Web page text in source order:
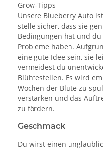
Grow-Tipps
Unsere Blueberry Auto
stelle sicher, dass sie
Bedingungen hat und
Probleme haben.
eine gute Idee sein, sie
vermeidest du
Blühtestellen. Es wird
Wochen der Blüte zu
verstärken und das
zu fördern.
Geschmack
Du wirst einen